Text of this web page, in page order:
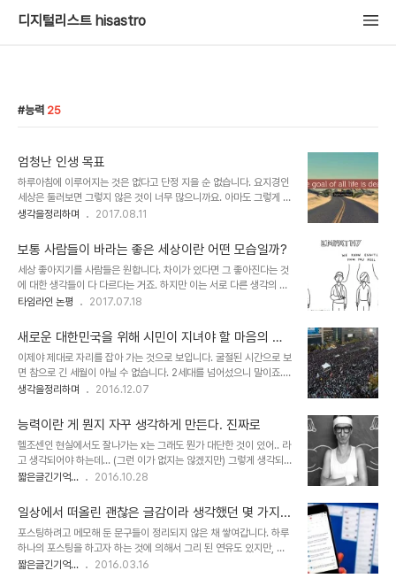
디지털리스트 hisastro
능력 25
엄청난 인생 목표
하루아침에 이루어지는 것은 없다고 단정 지을 순 없습니다. 요지경인
세상은 둘러보면 그렇지 않은 것이 너무 많으니까요. 아마도 그렇게 보
이고 느껴지는 건 다른 것보다 그렇게 보고 생각하는 마음 가짐에 있을
이유도 같다고 할 수 있을지 모릅니다. 하지만 무언가 이루고자 하는
바를 충실히 노력했을 때 이룰 수 있다는 의미를 지녔다는 점에서 그
말은 요지경 세상의 그런 하루아침에 이루어지는 것과 격이 같을 수 없
음을 교훈적으로 제시하는 것이기도 하다고 생각합니다. 물론, 그 노력
이라고 하는 순수성이 담보되어야만 가능한 얘기긴 합니다. 무엇이 진
수밖에 없습니다. 목표가 어떻고..
생각을정리하며 2017.08.11
보통 사람들이 바라는 좋은 세상이란 어떤 모습일까?
세상 좋아지기를 사람들은 원합니다. 차이가 있다면 그 좋아진다는 것
에 대한 생각들이 다 다르다는 거죠. 하지만 이는 서로 다른 생각의 차
이를 전제하지 않아서 문제가 되기도 합니다. 그건 아주 조금 비슷했을
동일하다고 착각한 데서 기인한다고 봅니다. 듣고 싶은 대로 듣고, 보
고 싶은 대로 본다는 말입니다. 이를 어느 정도 알고 있기 때문이지는
알 수 없으나 그런 이유를 의식하여 의도적으로 그 범위를 좁히기도 합
니다. "모두"가 아니라 "대부분" 또는 "일부분" 등으로 표현하는 건 그
런 까닭이라고 할 수 있습니다. 뭐~ 더한 경우는 아예 그 수치까지 명
아닌 것 같습니다. ..
타임라인 논평 2017.07.18
새로운 대한민국을 위해 시민이 지녀야 할 마음의 자
세
이제야 제대로 자리를 잡아 가는 것으로 보입니다. 굴절된 시간으로 보
면 참으로 긴 세월이 아닐 수 없습니다. 2세대를 넘어섰으니 말이죠.
그것도 일제 패망 이후 나라를 새롭게 할 수 있던 반민특위(반민족행
할 때 그렇습니다. 더 거슬러 올라가야 할 이 땅에서 벌어진 역행의 기
억 상기 포스트에서도 언급했듯이 이 땅의 역사적 흐름에 역행했던 기
억으로 보자면 그 길이는 까마득한 세월이 아닐 수 없습니다. 그렇게
보자면 이 나라 민초들이 지닌 유전적 기질은 정말 대단하다고 할 수
있습니다. 그 긴 암흑의 터널을 지나면서도 스러지지 않고 꾸역꾸역 여
의 모습이 떠오릅니다. 저는 이 시점에..
생각을정리하며 2016.12.07
능력이란 게 뭔지 자꾸 생각하게 만든다. 진짜로
헬조센인 현실에서도 잘나가는 x는 그래도 뭔가 대단한 것이 있어.. 라
고 생각되어야 하는데... (그런 이가 없지는 않겠지만) 그렇게 생각되
지 않는다는 건 정말 문제가 아닐 수 없습니다. 하지만 그렇다고 그렇
같습니다. 어떤 기준에서 대단하다고 해야 할지 그것만큼 추상적인 것
도 없으니까요. 뭐~ 단정 지을 순 없을 겁니다. 하지만 그 대단한 것이
그 혼자만의 몫이라거나 그 스스로 유아독존인 양 그럴 순 없습니다.
사람인 이상 말이죠. 이미지 출처: rusargument.ru(일부 편집) 백
만 번 양보해서 정말 능력이라도 있다면 그나마 그러려니 할 수 있을지
짧은글긴기억... 2016.10.28
일상에서 떠올린 괜찮은 글감이라 생각했던 몇 가지...
포스팅하려고 메모해 둔 문구들이 정리되지 않은 채 쌓여갑니다. 하루
하나의 포스팅을 하고자 하는 것에 의해서 그리 된 연유도 있지만, 어
찌된 일인지 정작 글을 쓰려고 하면 생각했던 문구를 바탕으로 글이 써
짧은글긴기억... 2016.03.16